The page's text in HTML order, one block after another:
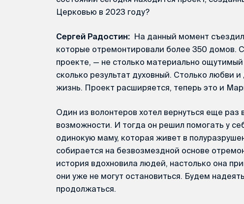
Церковью в 2023 году?
Сергей Радостин: На данный момент
которые отремонтировали более 350 домов.
проекте, — не столько материально ощутимый
сколько результат духовный. Столько любви
жизнь. Проект расширяется, теперь это и
Один из волонтеров хотел вернуться еще раз
возможности. И тогда он решил помогать у
одинокую маму, которая живет в
собирается на безвозмездной основе
история вдохновила людей, настолько она
они уже не могут остановиться. Будем
продолжаться.